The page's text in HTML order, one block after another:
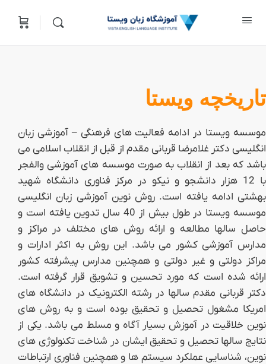
تاریخچه ویستا
موسسه ویستا در ادامه فعالیت های فرهنگی – آموزشی زبان
انگلیسی دکتر غلامرضا قربانی مقدم از قبل از انقلاب اسلامی می
باشد که بعد از انقلاب به صورت موسسه های آموزشی والفجر
با 12 هزار دانشجو و نیکو در مرکز فناوری دانشگاه شهید
بهشتی ادامه یافته است. روش نوین آموزشی زبان انگلیسی
موسسه ویستا در طول بیش از 40 سال تدوین یافته است و
حاصل سالها مطالعه و ارائه روش های مختلف در مراکز و
مدارس آموزشی کشور می باشد. این روش به اکثر ادارات و
مراکز دولتی و غیر دولتی و همچنین مدارس پیشرفته کشور
ارائه شده است که مورد تحسین و تشویق قرار گرفته است.
دکتر قربانی مقدم سالها در رشته الکترونیک در دانشگاه های
امریکا مشغول تحصیل و تحقیق بوده است و به روش های
نوین خلاقیت در آموزش بسیار آگاه و مسلط می باشد. یکی از
نتایج سالها تحصیل و تحقیق ایشان در شناخت تکنولوژی های
نوین، شناسایی عملکرد سیستم ها و همچنین فناوری ارتباطات